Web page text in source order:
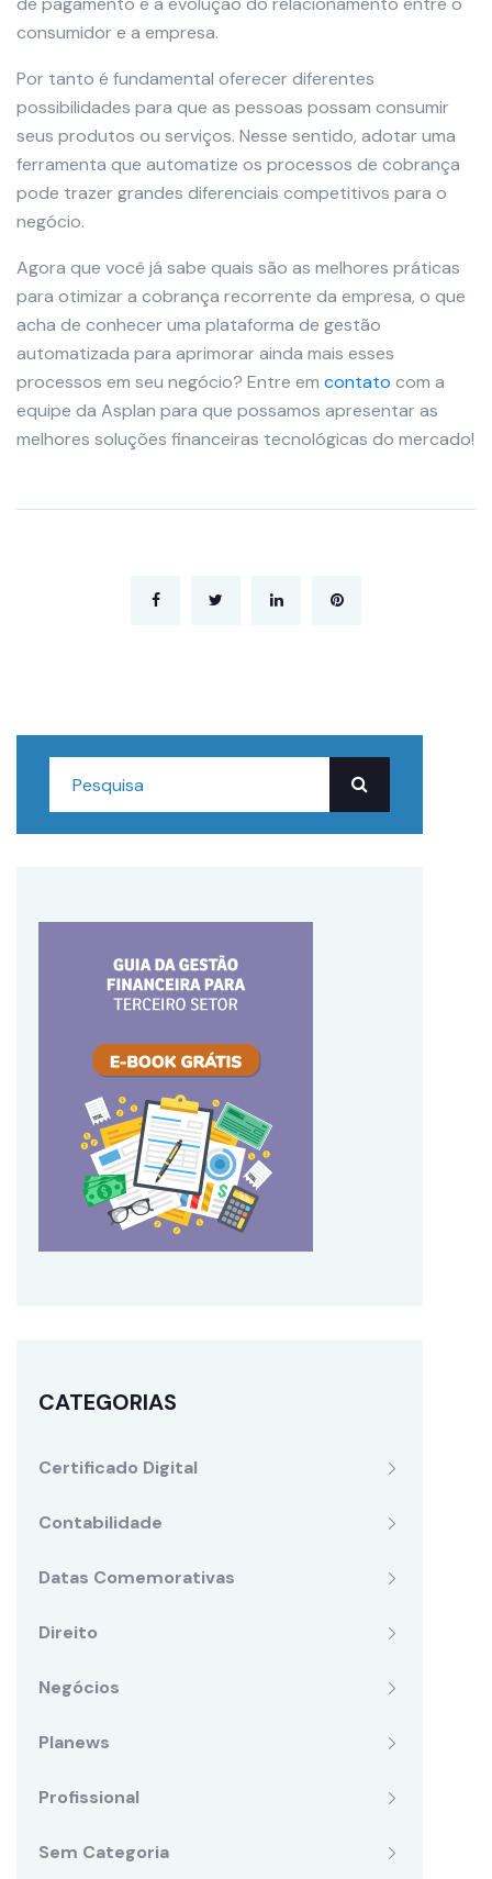
consumidor e a empresa.
Por tanto é fundamental oferecer diferentes
possibilidades para que as pessoas possam consumir
seus produtos ou serviços. Nesse sentido, adotar uma
ferramenta que automatize os processos de cobrança
pode trazer grandes diferenciais competitivos para o
negócio.
Agora que você já sabe quais são as melhores práticas
para otimizar a cobrança recorrente da empresa, o que
acha de conhecer uma plataforma de gestão
automatizada para aprimorar ainda mais esses
processos em seu negócio? Entre em contato com a
equipe da Asplan para que possamos apresentar as
melhores soluções financeiras tecnológicas do mercado!
CATEGORIAS
Certificado Digital
Contabilidade
Datas Comemorativas
Direito
Negócios
Planews
Profissional
Sem Categoria